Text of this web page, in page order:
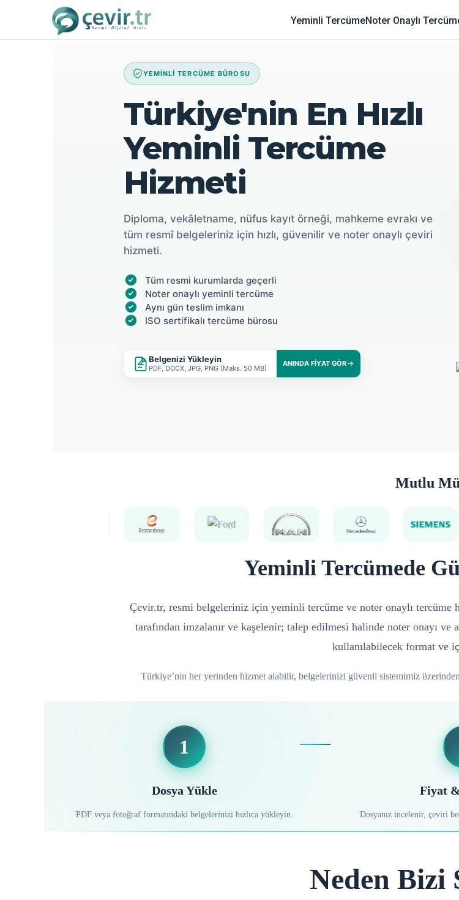
Yeminli TercümeNoter Onaylı
YEMİNLİ TERCÜME BÜROSU
Türkiye'nin En Hızlı
Yeminli Tercüme
Hizmeti
Diploma, vekâletname, nüfus kayıt örneği, mahkeme evrakı ve
tüm resmî belgeleriniz için hızlı, güvenilir ve noter onaylı çeviri
hizmeti.
Tüm resmi kurumlarda geçerli
Noter onaylı yeminli tercüme
Aynı gün teslim imkanı
ISO sertifikalı tercüme bürosu
Belgenizi Yükleyin
PDF, DOCX, JPG, PNG (Maks. 50 MB)
ANINDA FIYAT GÖR
Mutlu
Yeminli Tercümede
Çevir.tr, resmi belgeleriniz için yeminli tercüme ve noter onaylı
tarafından imzalanır ve kaşelenir; talep edilmesi halinde noter onayı
kullanılabilecek format ve
Türkiye’nin her yerinden hizmet alabilir, belgelerinizi güvenli sistemimiz
1
Dosya Yükle
PDF veya fotoğraf formatındaki belgelerinizi hızlıca yükleyin.
Fiyat
Dosyanız incelenir, çeviri
Neden Bizi